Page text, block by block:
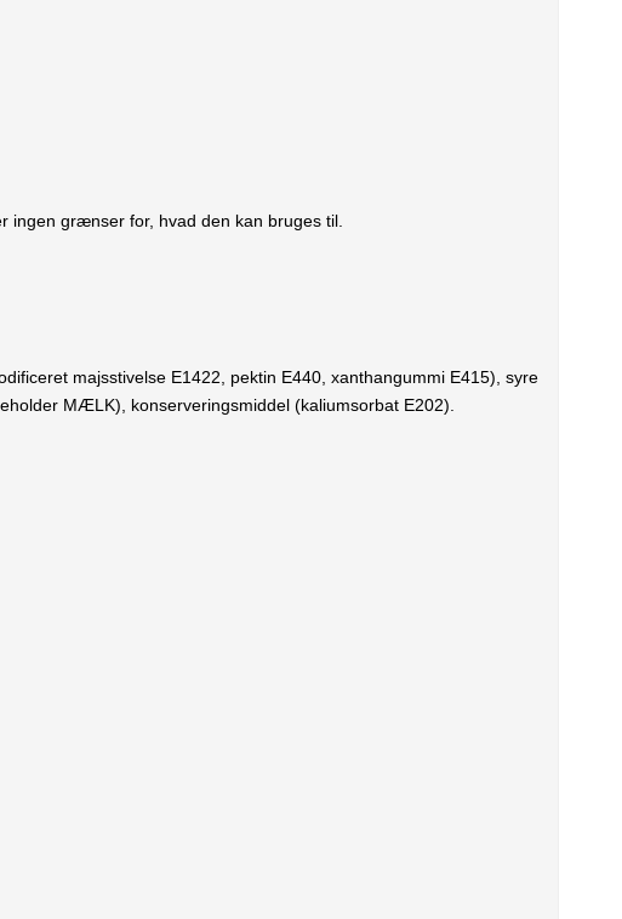
grænser for, hvad den kan bruges til.
majsstivelse E1422, pektin E440, xanthangummi E415), syre
MÆLK), konserveringsmiddel (kaliumsorbat E202).